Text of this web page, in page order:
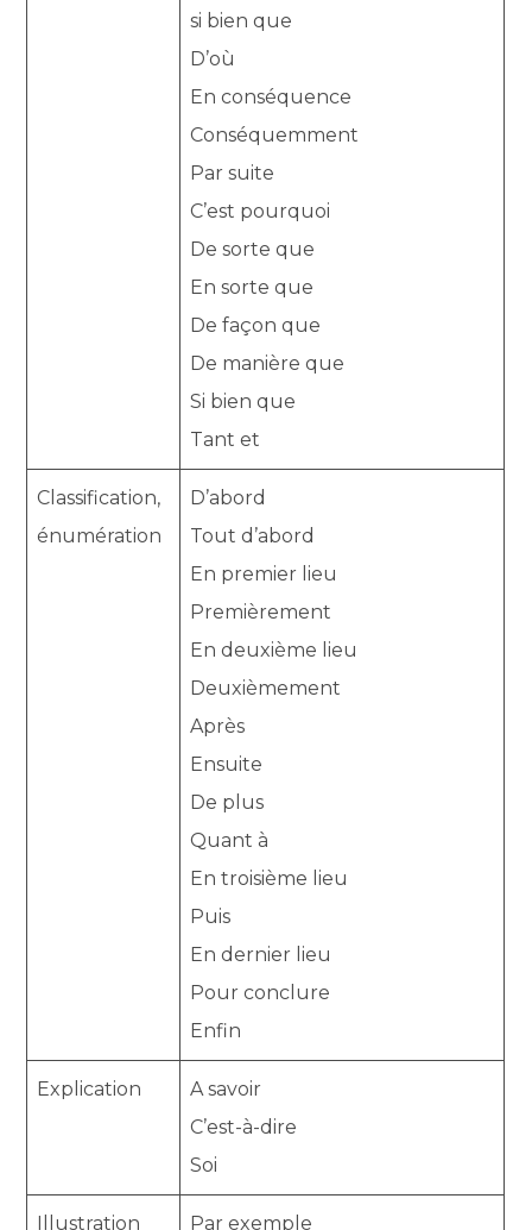
si bien que
D’où
En conséquence
Conséquemment
Par suite
C’est pourquoi
De sorte que
En sorte que
De façon que
De manière que
Si bien que
Tant et
Classification,
énumération
D’abord
Tout d’abord
En premier lieu
Premièrement
En deuxième lieu
Deuxièmement
Après
Ensuite
De plus
Quant à
En troisième lieu
Puis
En dernier lieu
Pour conclure
Enfin
Explication
A savoir
C’est-à-dire
Soi
Illustration
Par exemple